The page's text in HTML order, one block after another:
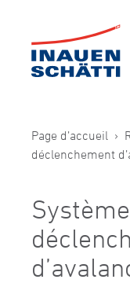
Page d’accueil
déclenchement